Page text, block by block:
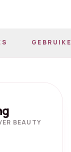
BEAUTY